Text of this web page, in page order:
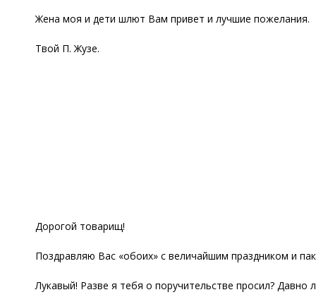
Жена моя и дети шлют Вам привет и лучшие пожелания.
Твой П. Жузе.
Дорогой товарищ!
Поздравляю Вас «обоих» с величайшим праздником и
Лукавый! Разве я тебя о поручительстве просил?